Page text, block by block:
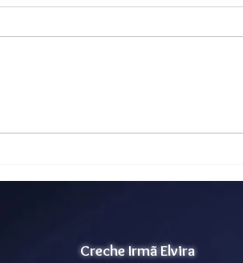
Creche Irmã Elvira